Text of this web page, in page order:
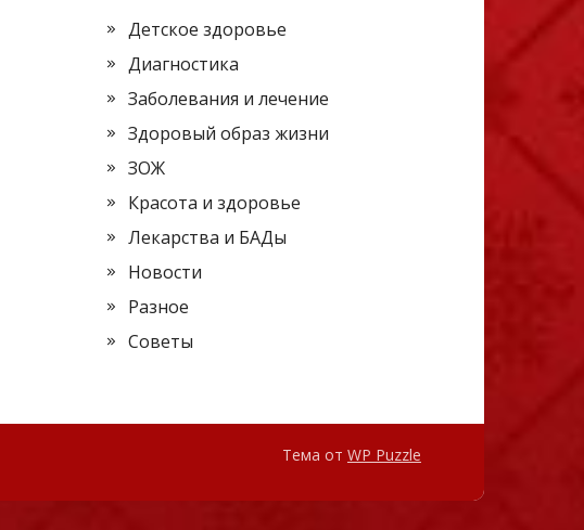
Детское здоровье
Диагностика
Заболевания и лечение
Здоровый образ жизни
ЗОЖ
Красота и здоровье
Лекарства и БАДы
Новости
Разное
Советы
Тема от WP Puzzle